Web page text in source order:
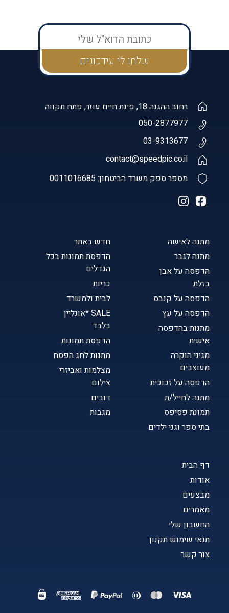
דף הבית
אודות
מבצעים
מאמרים
החשבון שלי
תנאי שימוש תקנון
צור קשר
מתנה לאישה
מתנה לגבר
הדפסה על אבן
בזלת
הדפסה על קנבס
הדפסה על עץ
מתנות בהדפסה
אישית
מגיני הוקרה
מעוצבים
הדפסה על זכוכית
מתנה לחייל/ת
תמונת פסיפס
בתי ספר וגני ילדים
חדש באתר
הדפסת תמונות בכל
הגדלים
כריות
לבית ולמשרד
SALE *אונליין
בלבד
הדפסת תמונות
מתנות לחג הפסח
מצלמות ואביזרי
צילום
דובים
מגבות
רחוב ההגנה 18, פינת חיים עוזר, פתח תקווה
050-2877977
03-9313677
contact@speedpic.co.il
מספר ספק משרד הביטחון: 0011016685